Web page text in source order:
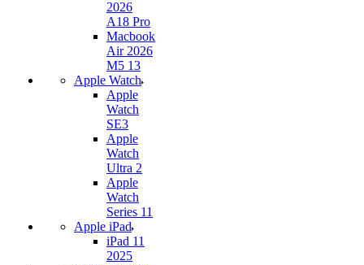
2026
A18 Pro
Macbook
Air 2026
M5 13
Apple Watch
Apple
Watch
SE3
Apple
Watch
Ultra 2
Apple
Watch
Series 11
Apple iPad
iPad 11
2025